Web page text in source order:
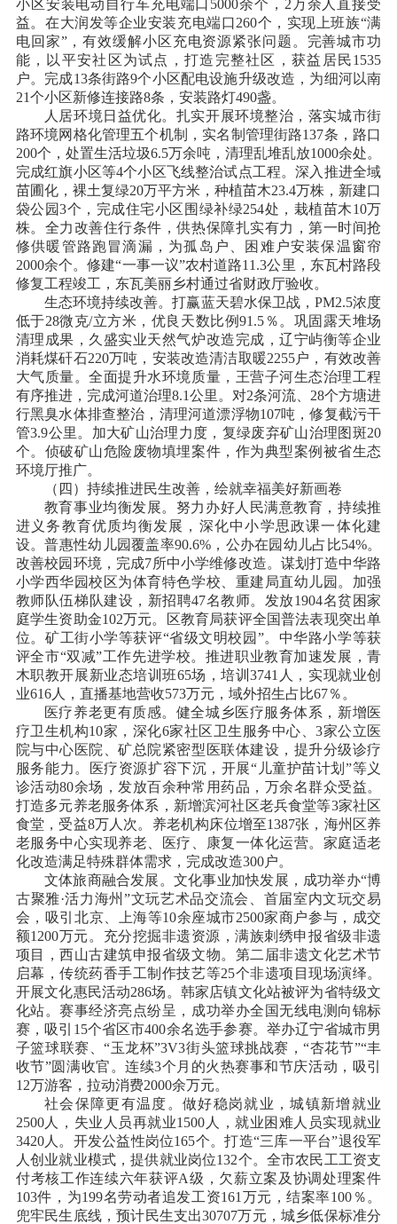
小区安装电动自行车充电端口5000余个，2万余人直接受
益。在大润发等企业安装充电端口260个，实现上班族“满
电回家”，有效缓解小区充电资源紧张问题。完善城市功
能，以平安社区为试点，打造完整社区，获益居民1535
户。完成13条街路9个小区配电设施升级改造，为细河以南
21个小区新修连接路8条，安装路灯490盏。
人居环境日益优化。扎实开展环境整治，落实城市街
路环境网格化管理五个机制，实名制管理街路137条，路口
200个，处置生活垃圾6.5万余吨，清理乱堆乱放1000余处。
完成红旗小区等4个小区飞线整治试点工程。深入推进全域
苗圃化，裸土复绿20万平方米，种植苗木23.4万株，新建口
袋公园3个，完成住宅小区围绿补绿254处，栽植苗木10万
株。全力改善住行条件，供热保障扎实有力，第一时间抢
修供暖管路跑冒滴漏，为孤岛户、困难户安装保温窗帘
2000余个。修建“一事一议”农村道路11.3公里，东瓦村路段
修复工程竣工，东瓦美丽乡村通过省财政厅验收。
生态环境持续改善。打赢蓝天碧水保卫战， PM2.5浓度
低于28微克/立方米，优良天数比例91.5％。巩固露天堆场
清理成果，久盛实业天然气炉改造完成，辽宁屿衡等企业
消耗煤矸石220万吨，安装改造清洁取暖2255户，有效改善
大气质量。全面提升水环境质量，王营子河生态治理工程
有序推进，完成河道治理8.1公里。对2条河流、28个方塘进
行黑臭水体排查整治，清理河道漂浮物107吨，修复截污干
管3.9公里。加大矿山治理力度，复绿废弃矿山治理图斑20
个。侦破矿山危险废物填埋案件，作为典型案例被省生态
环境厅推广。
（四）持续推进民生改善，绘就幸福美好新画卷
教育事业均衡发展。努力办好人民满意教育，持续推
进义务教育优质均衡发展，深化中小学思政课一体化建
设。普惠性幼儿园覆盖率90.6%，公办在园幼儿占比54%。
改善校园环境，完成7所中小学维修改造。谋划打造中华路
小学西华园校区为体育特色学校、重建局直幼儿园。加强
教师队伍梯队建设，新招聘47名教师。发放1904名贫困家
庭学生资助金102万元。区教育局获评全国普法表现突出单
位。矿工街小学等获评“省级文明校园”。中华路小学等获
评全市“双减”工作先进学校。推进职业教育加速发展，青
木职教开展新业态培训班65场，培训3741人，实现就业创
业616人，直播基地营收573万元，域外招生占比67％。
医疗养老更有质感。健全城乡医疗服务体系，新增医
疗卫生机构10家，深化6家社区卫生服务中心、3家公立医
院与中心医院、矿总院紧密型医联体建设，提升分级诊疗
服务能力。医疗资源扩容下沉，开展“儿童护苗计划”等义
诊活动80余场，发放百余种常用药品，万余名群众受益。
打造多元养老服务体系，新增滨河社区老兵食堂等3家社区
食堂，受益8万人次。养老机构床位增至1387张，海州区养
老服务中心实现养老、医疗、康复一体化运营。家庭适老
化改造满足特殊群体需求，完成改造300户。
文体旅商融合发展。文化事业加快发展，成功举办“博
古聚雅·活力海州”文玩艺术品交流会、首届室内文玩交易
会，吸引北京、上海等10余座城市2500家商户参与，成交
额1200万元。充分挖掘非遗资源，满族刺绣申报省级非遗
项目，西山古建筑申报省级文物。第二届非遗文化艺术节
启幕，传统药香手工制作技艺等25个非遗项目现场演绎。
开展文化惠民活动286场。韩家店镇文化站被评为省特级文
化站。赛事经济亮点纷呈，成功举办全国无线电测向锦标
赛，吸引15个省区市400余名选手参赛。举办辽宁省城市男
子篮球联赛、“玉龙杯”3V3街头篮球挑战赛，“杏花节”“丰
收节”圆满收官。连续3个月的火热赛事和节庆活动，吸引
12万游客，拉动消费2000余万元。
社会保障更有温度。做好稳岗就业，城镇新增就业
2500人，失业人员再就业1500人，就业困难人员实现就业
3420人。开发公益性岗位165个。打造“三库一平台”退役军
人创业就业模式，提供就业岗位132个。全市农民工工资支
付考核工作连续六年获评A级，欠薪立案及协调处理案件
103件，为199名劳动者追发工资161万元，结案率100％。
兜牢民生底线，预计民生支出30707万元，城乡低保标准分